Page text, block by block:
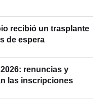
recibió un trasplante
de espera
renuncias y
las inscripciones